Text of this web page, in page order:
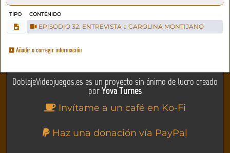
TIPO CONTENIDO
EPISODIO 32. ENTREVISTA a CAROLINA MONTIJANO
Añadir o corregir información
DoblajeVideojuegos.es es un proyecto sin ánimo de lucro creado
porYova Turnes
Invítame a un café en Ko-Fi
Haz una donación vía PayPal